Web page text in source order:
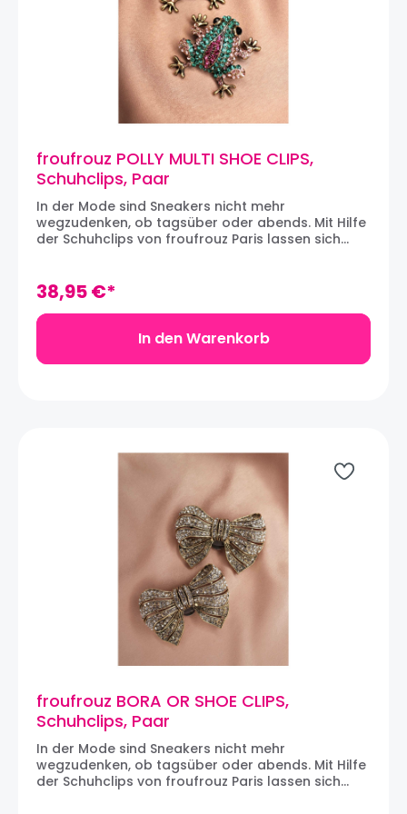
Froufrouz steht Delphine, Auge und Herz der
froufrouz POLLY MULTI SHOE CLIPS,
Schuhclips, Paar
In der Mode sind Sneakers nicht mehr
wegzudenken, ob tagsüber oder abends. Mit Hilfe
der Schuhclips von froufrouz Paris lassen sich
Loafers - individualisieren und aufwerten. Das
Must-Have, wenn es um ultrafeminine und schicke
Schuhclips geht: Die wunderhübschen POLLY MULTI
Schuhclips in Form von Froschen, die mt ihren
funkelnden, multi-farbenen Steinen jeder Schuh
zum Strahlen bringen. Die Klammern können an
Clips werden paarweise geliefert. Maße: 4 x 4 cm
Über FROUFROUZ: Im Dezember 2015 in Paris ins
Leben gerufen ist Froufrouz die Marke für alle, die
Schuhe aufpeppen, aber auch das Outfit des
Tages personalisieren und die Basics neu erfinden
wollen. Und dann vor allem eine Marke für Frauen,
die von einer Frau gegründet wurde. Hinter
Froufrouz steht Delphine, Auge und Herz der
38,95 €*
In den Warenkorb
froufrouz BORA OR SHOE CLIPS,
Schuhclips, Paar
In der Mode sind Sneakers nicht mehr
wegzudenken, ob tagsüber oder abends. Mit Hilfe
der Schuhclips von froufrouz Paris lassen sich